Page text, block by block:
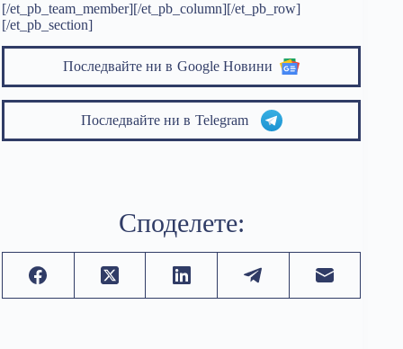
[/et_pb_team_member][/et_pb_column][/et_pb_row]
[/et_pb_section]
Последвайте ни в Google Новини
Последвайте ни в Telegram
Споделете: